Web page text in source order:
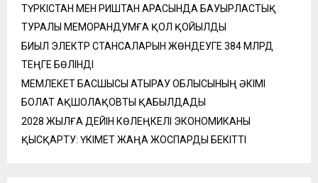
ТҮРКІСТАН МЕН РИШТАН АРАСЫНДА БАУЫРЛАСТЫҚ
ТУРАЛЫ МЕМОРАНДУМҒА ҚОЛ ҚОЙЫЛДЫ
БИЫЛ ЭЛЕКТР СТАНСАЛАРЫН ЖӨНДЕУГЕ 384 МЛРД
ТЕҢГЕ БӨЛІНДІ
МЕМЛЕКЕТ БАСШЫСЫ АТЫРАУ ОБЛЫСЫНЫҢ ӘКІМІ
БОЛАТ АҚШОЛАҚОВТЫ ҚАБЫЛДАДЫ
2028 ЖЫЛҒА ДЕЙІН КӨЛЕҢКЕЛІ ЭКОНОМИКАНЫ
ҚЫСҚАРТУ: ҮКІМЕТ ЖАҢА ЖОСПАРДЫ БЕКІТТІ